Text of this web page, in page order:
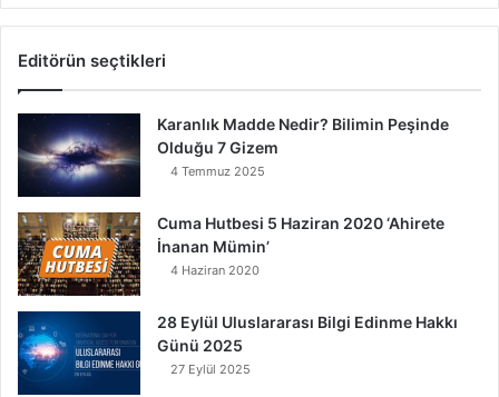
Editörün seçtikleri
Karanlık Madde Nedir? Bilimin Peşinde
Olduğu 7 Gizem
4 Temmuz 2025
Cuma Hutbesi 5 Haziran 2020 ‘Ahirete
İnanan Mümin’
4 Haziran 2020
28 Eylül Uluslararası Bilgi Edinme Hakkı
Günü 2025
27 Eylül 2025